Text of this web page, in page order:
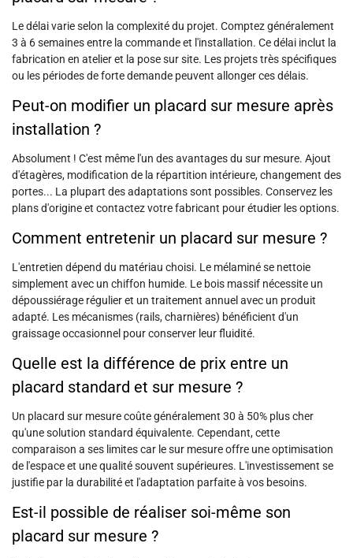
Le délai varie selon la complexité du projet. Comptez généralement
3 à 6 semaines entre la commande et l'installation. Ce délai inclut la
fabrication en atelier et la pose sur site. Les projets très spécifiques
ou les périodes de forte demande peuvent allonger ces délais.
Peut-on modifier un placard sur mesure après
installation ?
Absolument ! C'est même l'un des avantages du sur mesure. Ajout
d'étagères, modification de la répartition intérieure, changement des
portes... La plupart des adaptations sont possibles. Conservez les
plans d'origine et contactez votre fabricant pour étudier les options.
Comment entretenir un placard sur mesure ?
L'entretien dépend du matériau choisi. Le mélaminé se nettoie
simplement avec un chiffon humide. Le bois massif nécessite un
dépoussiérage régulier et un traitement annuel avec un produit
adapté. Les mécanismes (rails, charnières) bénéficient d'un
graissage occasionnel pour conserver leur fluidité.
Quelle est la différence de prix entre un
placard standard et sur mesure ?
Un placard sur mesure coûte généralement 30 à 50% plus cher
qu'une solution standard équivalente. Cependant, cette
comparaison a ses limites car le sur mesure offre une optimisation
de l'espace et une qualité souvent supérieures. L'investissement se
justifie par la durabilité et l'adaptation parfaite à vos besoins.
Est-il possible de réaliser soi-même son
placard sur mesure ?